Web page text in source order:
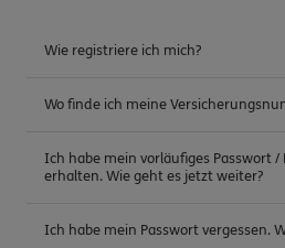
Wie registriere ich mich?
Wo finde ich meine
Ich habe mein vorläufiges Passwort /
erhalten. Wie geht es jetzt weiter?
Ich habe mein Passwort vergessen.